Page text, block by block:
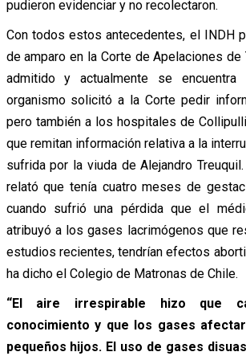
pudieron evidenciar y no recolectaron.
Con todos estos antecedentes, el INDH
de amparo en la Corte de Apelaciones de
admitido y actualmente se encuentra
organismo solicitó a la Corte pedir
pero también a los hospitales de
que remitan información relativa a la
sufrida por la viuda de Alejandro Treuquil.
relató que tenía cuatro meses de
cuando sufrió una pérdida que el
atribuyó a los gases lacrimógenos que
estudios recientes, tendrían efectos
ha dicho el Colegio de Matronas de Chile.
“El aire irrespirable hizo que
conocimiento y que los gases
pequeños hijos. El uso de gases